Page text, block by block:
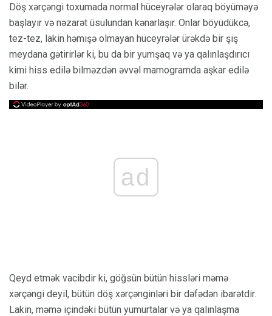
Döş xərçəngi toxumada normal hüceyrələr olaraq böyüməyə
başlayır və nəzarət üsulundan kənarlaşır. Onlar böyüdükcə,
tez-tez, lakin həmişə olmayan hüceyrələr ürəkdə bir şiş
meydana gətirirlər ki, bu da bir yumşaq və ya qalınlaşdırıcı
kimi hiss edilə bilməzdən əvvəl mamogramda aşkar edilə
bilər.
ad
Qeyd etmək vacibdir ki, göğsün bütün hissləri məmə
xərçəngi deyil, bütün döş xərçənginləri bir dəfədən ibarətdir.
Lakin, məmə içindəki bütün yumurtalar və ya qalınlaşma